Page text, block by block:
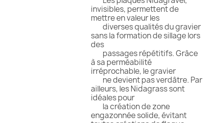
invisibles, permettent de
mettre en valeur les
diverses qualités du gravier
sans la formation de sillage lors
des
passages répétitifs. Grâce
à sa perméabilité
irréprochable, le gravier
ne devient pas verdâtre. Par
ailleurs, les Nidagrass sont
idéales pour
la création de zone
engazonnée solide, évitant